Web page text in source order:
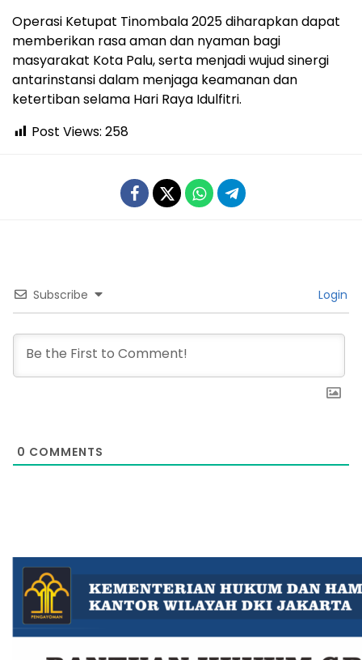
Operasi Ketupat Tinombala 2025 diharapkan dapat
memberikan rasa aman dan nyaman bagi
masyarakat Kota Palu, serta menjadi wujud sinergi
antarinstansi dalam menjaga keamanan dan
ketertiban selama Hari Raya Idulfitri.
Post Views: 258
Subscribe Login
0 COMMENTS